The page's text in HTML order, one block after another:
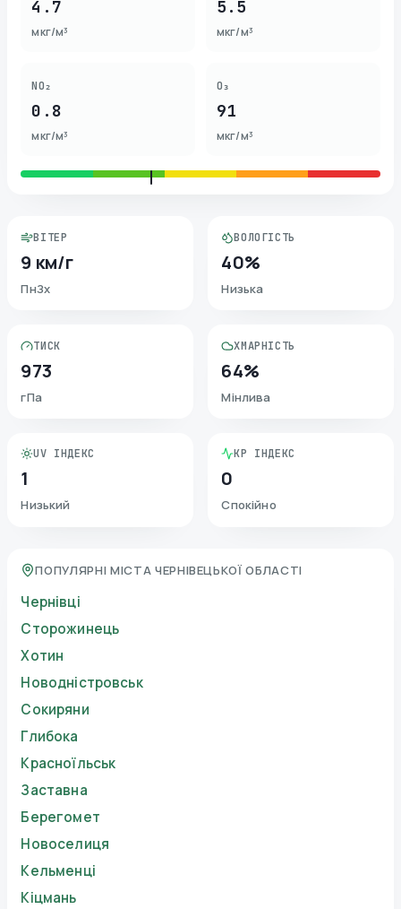
4.7
мкг/м³
5.5
мкг/м³
NO₂
0.8
мкг/м³
O₃
91
мкг/м³
ВІТЕР
9 км/г
ПнЗх
ВОЛОГІСТЬ
40%
Низька
ТИСК
973
гПа
ХМАРНІСТЬ
64%
Мінлива
UV ІНДЕКС
1
Низький
KP ІНДЕКС
0
Спокійно
ПОПУЛЯРНІ МІСТА ЧЕРНІВЕЦЬКОЇ ОБЛАСТІ
Чернівці
Сторожинець
Хотин
Новодністровськ
Сокиряни
Глибока
Красноїльськ
Заставна
Берегомет
Новоселиця
Кельменці
Кіцмань